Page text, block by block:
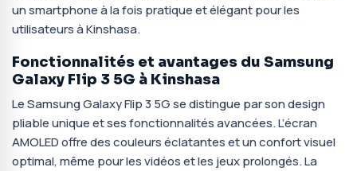
un smartphone à la fois pratique et élégant pour les
utilisateurs à Kinshasa.
Fonctionnalités et avantages du Samsung
Galaxy Flip 3 5G à Kinshasa
Le Samsung Galaxy Flip 3 5G se distingue par son design
pliable unique et ses fonctionnalités avancées. L’écran
AMOLED offre des couleurs éclatantes et un confort visuel
optimal, même pour les vidéos et les jeux prolongés. La